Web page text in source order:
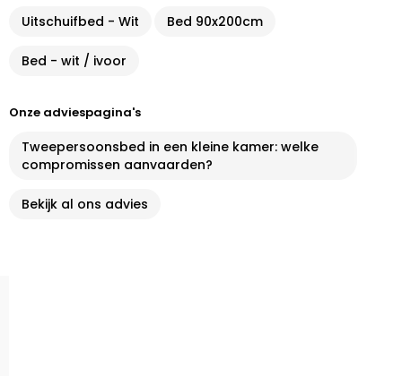
Uitschuifbed - Wit Bed 90x200cm
Bed - wit / ivoor
Onze adviespagina's
Tweepersoonsbed in een kleine kamer: welke
compromissen aanvaarden?
Bekijk al ons advies